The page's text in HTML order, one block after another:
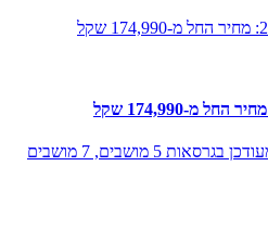
תחילת שיווק סיטרואן ברלינגו המעודכן בגרסאות 5 מושבים, 7 מושבים